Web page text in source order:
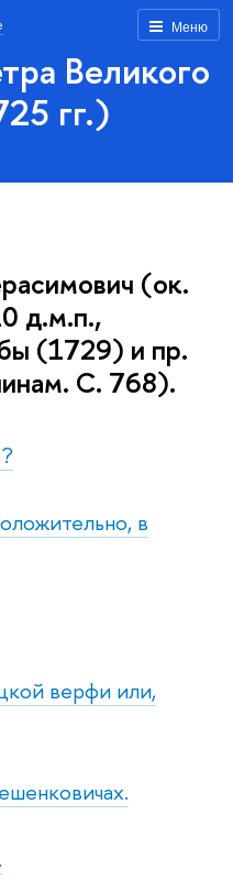
Меню
Великого
гг.)
(ок.
д.м.п.,
(1729) и пр.
С. 768).
в
верфи или,